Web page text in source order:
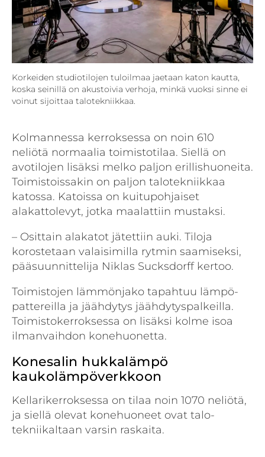
Korkeiden studiotilojen tuloilmaa jaetaan katon kautta,
koska seinillä on akustoivia verhoja, minkä vuoksi sinne ei
voinut sijoittaa talotekniikkaa.
Kolmannessa kerroksessa on noin 610
neliötä normaalia toimistotilaa. Siellä on
avotilojen lisäksi melko paljon erillishuoneita.
Toimistoissakin on paljon talotekniikkaa
katossa. Katoissa on kuitupohjaiset
alakattolevyt, jotka maalattiin mustaksi.
– Osittain alakatot jätettiin auki. Tiloja
korostetaan valaisimilla rytmin saamiseksi,
pääsuunnittelija Niklas Sucksdorff kertoo.
Toimistojen lämmönjako tapahtuu lämpö­
pattereilla ja jäähdytys jäähdytys­palkeilla.
Toimistokerroksessa on lisäksi kolme isoa
ilmanvaihdon konehuonetta.
Konesalin hukkalämpö
kaukolämpöverkkoon
Kellarikerroksessa on tilaa noin 1070 neliötä,
ja siellä olevat konehuoneet ovat talo­
tekniikaltaan varsin raskaita.